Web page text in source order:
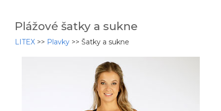
Plážové šatky a sukne
LITEX >> Plavky >> Šatky a sukne